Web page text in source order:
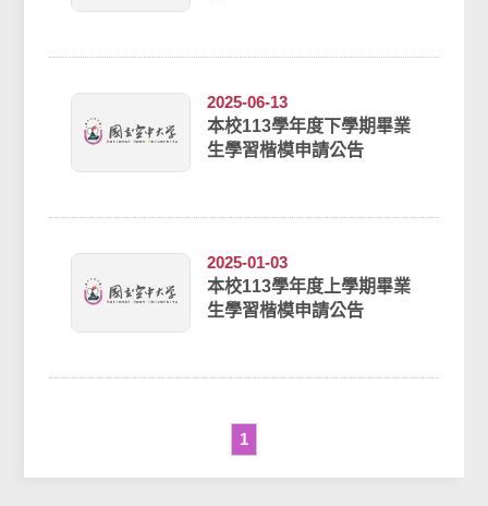
2025-06-13
本校113學年度下學期畢業
生學習楷模申請公告
2025-01-03
本校113學年度上學期畢業
生學習楷模申請公告
1